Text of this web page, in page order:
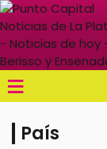
≡
País